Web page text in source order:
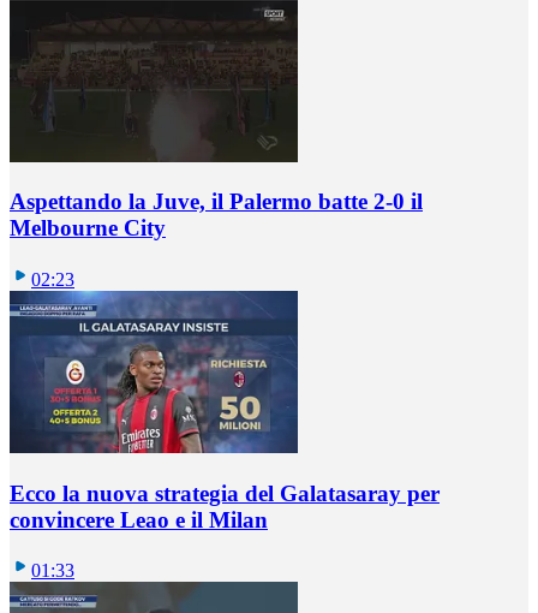
Aspettando la Juve, il Palermo batte 2-0 il
Melbourne City
02:23
Ecco la nuova strategia del Galatasaray per
convincere Leao e il Milan
01:33